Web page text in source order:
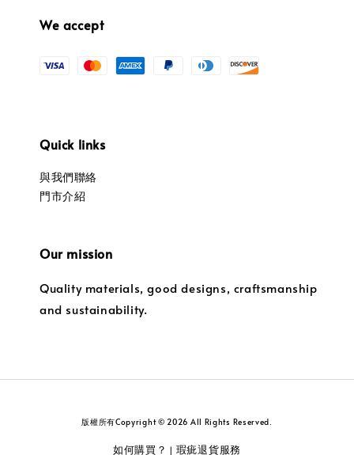
We accept
Quick links
與我們聯絡
門市介紹
Our mission
Quality materials, good designs, craftsmanship
and sustainability.
版權所有Copyright © 2026 All Rights Reserved.
如何購買？ | 瑕疵退貨服務